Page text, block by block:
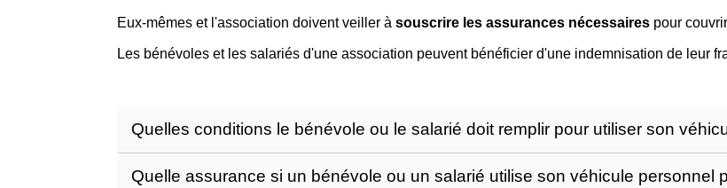
Eux-mêmes et l'association doivent veiller à souscrire les assurances nécessaires pour
Les bénévoles et les salariés d'une association peuvent bénéficier d'une indemnisation de leur
Quelles conditions le bénévole ou le salarié doit remplir pour utiliser son
Quelle assurance si un bénévole ou un salarié utilise son véhicule personnel